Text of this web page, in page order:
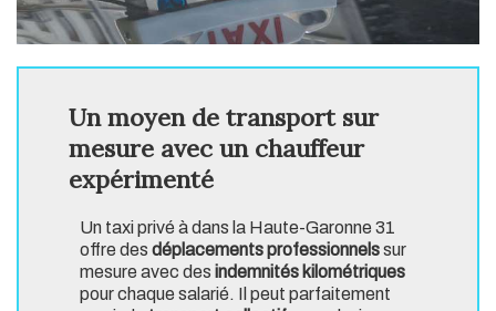
Un moyen de transport sur
mesure avec un chauffeur
expérimenté
Un taxi privé à dans la Haute-Garonne 31
offre des déplacements professionnelssur
mesure avec des indemnités kilométriques
pour chaque salarié. Il peut parfaitement